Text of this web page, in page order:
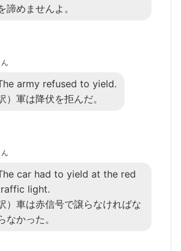
諦めませんよ。
army refused to yield.
）軍は降伏を拒んだ。
car had to yield at the red
light.
）車は赤信号で譲らなければな
なかった。